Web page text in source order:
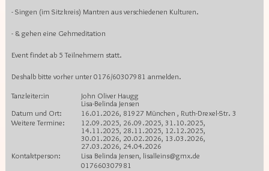
- Singen (im Sitzkreis) Mantren aus verschiedenen Kulturen.
- & gehen eine Gehmeditation
Event findet ab 5 Teilnehmern statt.
Deshalb bitte vorher unter 0176/60307981 anmelden.
Tanzleiter:in
John Oliver Haugg
Lisa-Belinda Jensen
Datum und Ort:
16.01.2026, 81927 München , Ruth-Drexel-Str. 3
Weitere Termine:
12.09.2025, 26.09.2025, 31.10.2025,
14.11.2025, 28.11.2025, 12.12.2025,
30.01.2026, 20.02.2026, 13.03.2026,
27.03.2026, 24.04.2026
Kontaktperson:
Lisa Belinda Jensen, lisalleins@gmx.de
017660307981